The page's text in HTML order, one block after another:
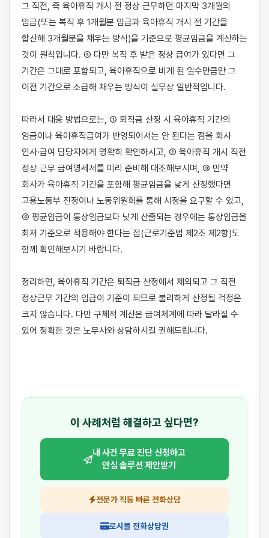
그 직전, 즉 육아휴직 개시 전 정상 근무하던 마지막 3개월의
임금(또는 복직 후 1개월분 임금과 육아휴직 개시 전 기간을
합산해 3개월분을 채우는 방식)을 기준으로 평균임금을 계산하는
것이 원칙입니다. ④ 다만 복직 후 받은 정상 급여가 있다면 그
기간은 그대로 포함되고, 육아휴직으로 비게 된 일수만큼만 그
이전 기간으로 소급해 채우는 방식이 실무상 일반적입니다.
따라서 대응 방법으로는, ① 퇴직금 산정 시 육아휴직 기간의
임금이나 육아휴직급여가 반영되어서는 안 된다는 점을 회사
인사·급여 담당자에게 명확히 확인하시고, ② 육아휴직 개시 직전
정상 근무 급여명세서를 미리 준비해 대조해보시며, ③ 만약
회사가 육아휴직 기간을 포함해 평균임금을 낮게 산정했다면
고용노동부 진정이나 노동위원회를 통해 시정을 요구할 수 있고,
④ 평균임금이 통상임금보다 낮게 산출되는 경우에는 통상임금을
최저 기준으로 적용해야 한다는 점(근로기준법 제2조 제2항)도
함께 확인해보시기 바랍니다.
정리하면, 육아휴직 기간은 퇴직금 산정에서 제외되고 그 직전
정상근무 기간의 임금이 기준이 되므로 불리하게 산정될 걱정은
크지 않습니다. 다만 구체적 계산은 급여체계에 따라 달라질 수
있어 정확한 것은 노무사와 상담하시길 권해드립니다.
이 사례처럼 해결하고 싶다면?
내 사건 무료 진단 신청하고
안심 솔루션 제안받기
전문가 직통 빠른 전화상담
로시콜 전화상담권